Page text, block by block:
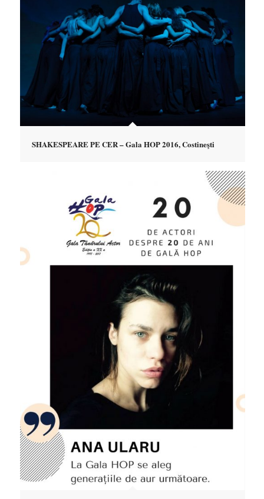
SHAKESPEARE PE CER – Gala HOP 2016, Costineşti